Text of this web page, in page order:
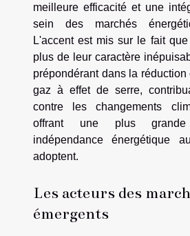
meilleure efficacité et une
sein des marchés
L'accent est mis sur le fait
plus de leur caractère
prépondérant dans la
gaz à effet de serre,
contre les changements
offrant une plus
indépendance énergétique
adoptent.
Les acteurs des
émergents